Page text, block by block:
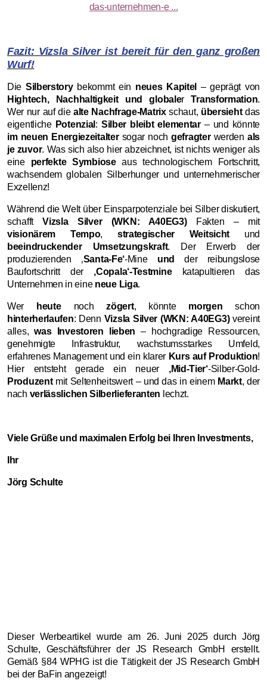
das-unternehmen-e ...
Fazit: Vizsla Silver ist bereit für den ganz großen
Wurf!
Die Silberstorybekommt ein neues Kapitel – geprägt von
Hightech, Nachhaltigkeit und globalerTransformation.
Wer nur auf diealte Nachfrage-Matrixschaut, übersiehtdas
eigentliche Potenzial : Silber bleibt elementar– und könnte
im neuen Energiezeitaltersogar nochgefragterwerden als
je zuvor. Was sich also hier abzeichnet, ist nichts weniger als
eine perfekte Symbioseaus technologischem Fortschritt,
wachsendem globalen Silberhunger und unternehmerischer
Exzellenz!
Während die Welt über Einsparpotenziale bei Silber diskutiert,
schafftVizsla Silver (WKN: A40EG3)Fakten – mit
visionärem Tempo, strategischer Weitsicht und
beeindruckender Umsetzungskraft. Der Erwerb der
produzierenden ‚Santa-Fe‘-Mine und
der reibungslose
Baufortschritt der ‚Copala‘-Testminekatapultieren das
Unternehmen in eine neue Liga.
Wer heutenochzögert, könnte morgen schon
hinterherlaufen: Denn Vizsla Silver (WKN: A40EG3)vereint
alles,was Investoren lieben – hochgradige Ressourcen,
genehmigte Infrastruktur, wachstumsstarkes Umfeld,
erfahrenes Management und ein klarer Kurs auf Produktion!
Hier entsteht gerade ein neuer ‚Mid-Tier‘-Silber-Gold-
Produzentmit Seltenheitswert – und das in einem Markt, der
nach verlässlichen Silberlieferanten lechzt.
Viele Grüße und maximalen Erfolg bei Ihren Investments,
Ihr
Jörg Schulte
Dieser Werbeartikel wurde am 26. Juni 2025 durch Jörg
Schulte, Geschäftsführer der JS Research GmbH erstellt.
Gemäß §84 WPHG ist die Tätigkeit der JS Research GmbH
bei der BaFin angezeigt!